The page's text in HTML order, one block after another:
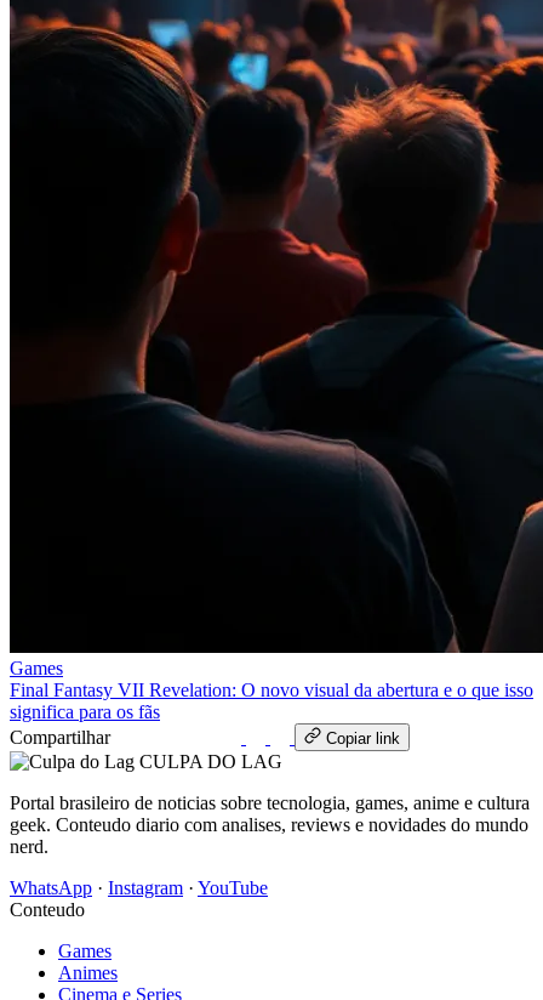
Games
Final Fantasy VII Revelation: O novo visual da abertura e o que isso
significa para os fãs
Compartilhar
Copiar link
CULPA DO LAG
Portal brasileiro de noticias sobre tecnologia, games, anime e cultura
geek. Conteudo diario com analises, reviews e novidades do mundo
nerd.
WhatsApp · Instagram · YouTube
Conteudo
Games
Animes
Cinema e Series